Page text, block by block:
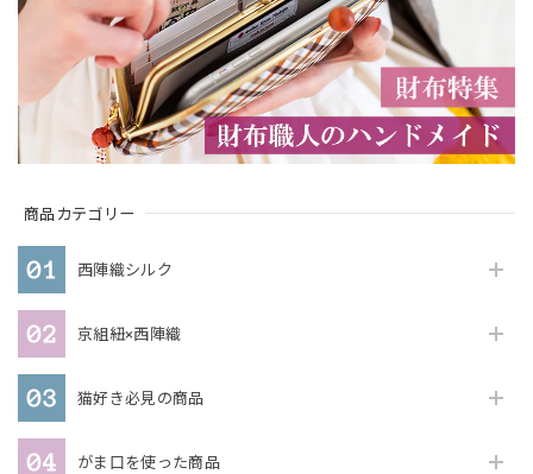
商品カテゴリー
西陣織シルク
京組紐×西陣織
猫好き必見の商品
がま口を使った商品